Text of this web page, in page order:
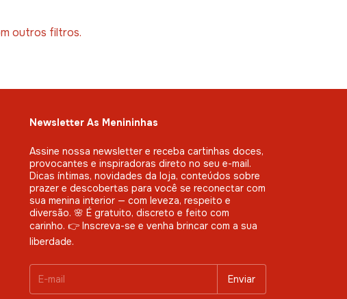
outros filtros.
Newsletter As Menininhas
Assine nossa newsletter e receba cartinhas doces,
provocantes e inspiradoras direto no seu e-mail.
Dicas íntimas, novidades da loja, conteúdos sobre
prazer e descobertas para você se reconectar com
sua menina interior — com leveza, respeito e
diversão. 🌸 É gratuito, discreto e feito com
carinho. 👉 Inscreva-se e venha brincar com a sua
liberdade.